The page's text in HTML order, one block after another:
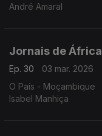
André Amaral
Jornais de África
Ep. 30
03 mar. 2026
O País - Moçambique
Isabel Manhiça